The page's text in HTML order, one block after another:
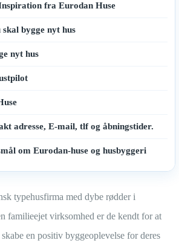
fra Eurodan Huse
bygge nyt hus
nyt hus
adresse, E-mail, tlf og åbningstider.
om Eurodan-huse og husbyggeri
typehusfirma med dybe rødder i
familieejet virksomhed er de kendt for at
en positiv byggeoplevelse for deres